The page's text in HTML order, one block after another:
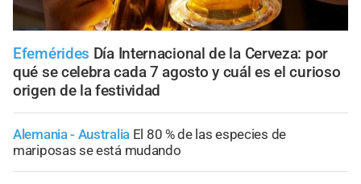
Efemérides Día Internacional de la Cerveza: por
qué se celebra cada 7 agosto y cuál es el curioso
origen de la festividad
Alemania - Australia El 80 % de las especies de
mariposas se está mudando